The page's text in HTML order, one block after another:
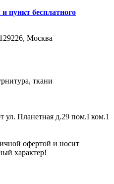
пункт бесплатного
Москва
ткани
Планетная д.29 пом.I ком.1
офертой и носит
характер!